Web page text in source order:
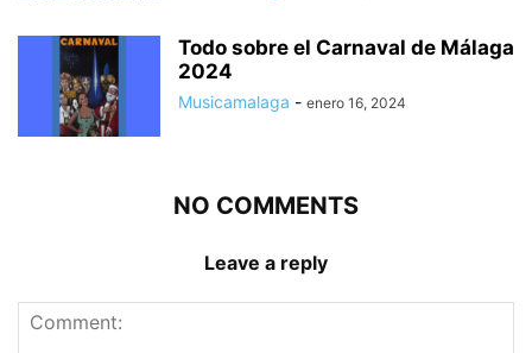
Todo sobre el Carnaval de Málaga
2024
Musicamalaga - enero 16, 2024
NO COMMENTS
Leave a reply